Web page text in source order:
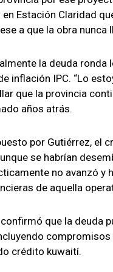
Estación Claridad
a que la obra
la deuda
inflación IPC. “Lo
que la provincia
años atrás.
por Gutiérrez, el
se habrían
no avanzó y
de aquella
que la deuda
crédito kuwaití.